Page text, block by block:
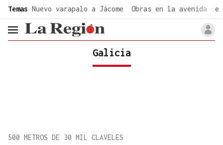
Temas Nuevo varapalo a Jácome Obras en la avenida de
header.menu.open
Galicia
500 METROS DE 30 MIL CLAVELES